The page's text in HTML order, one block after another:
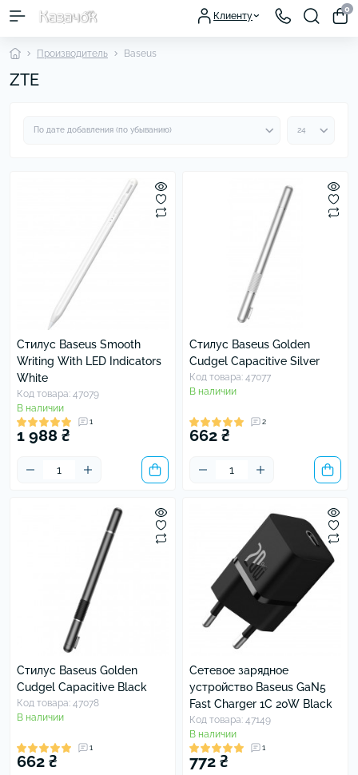
Клиенту
0
Производитель Baseus
ZTE
Стилус Baseus Smooth
Writing With LED Indicators
White
Код товара: 47079
В наличии
1
1 988 ₴
Стилус Baseus Golden
Cudgel Capacitive Silver
Код товара: 47077
В наличии
2
662 ₴
Стилус Baseus Golden
Cudgel Capacitive Black
Код товара: 47078
В наличии
1
662 ₴
Сетевое зарядное
устройство Baseus GaN5
Fast Charger 1C 20W Black
Код товара: 47149
В наличии
1
772 ₴